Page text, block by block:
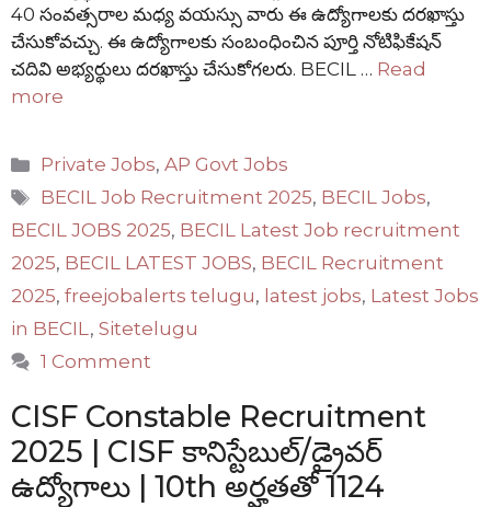
40 సంవత్సరాల మధ్య వయస్సు వారు ఈ ఉద్యోగాలకు దరఖాస్తు
చేసుకోవచ్చు. ఈ ఉద్యోగాలకు సంబంధించిన పూర్తి నోటిఫికేషన్
చదివి అభ్యర్థులు దరఖాస్తు చేసుకోగలరు. BECIL … Read
more
Categories
Private Jobs,AP Govt Jobs
Tags
BECIL Job Recruitment 2025, BECIL Jobs,
BECIL JOBS 2025, BECIL Latest Job recruitment
2025, BECIL LATEST JOBS, BECIL Recruitment
2025, freejobalerts telugu, latest jobs, Latest Jobs
in BECIL, Sitetelugu
1 Comment
CISF Constable Recruitment
2025 | CISF కానిస్టేబుల్/డ్రైవర్
ఉద్యోగాలు | 10th అర్హతతో 1124